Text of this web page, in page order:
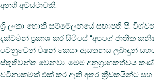
අනගි අවස්ථාවකි.
ශ්‍රී ලංකා හොකී සම්මේලනයේ සභාපති පී.
දක්වමින් ප්‍රකාශ කර සිටියේ “අපගේ ජාතික
වෙනුවෙන් විෂන් කෙයා ආයතනය ලබාදුන්
ස්තුතිවන්ත වෙනවා. මෙම අනුග්‍රාහකත්වය
වටිනාකමක් එක් කර ඇති අතර ක්‍රීඩකයින්ට